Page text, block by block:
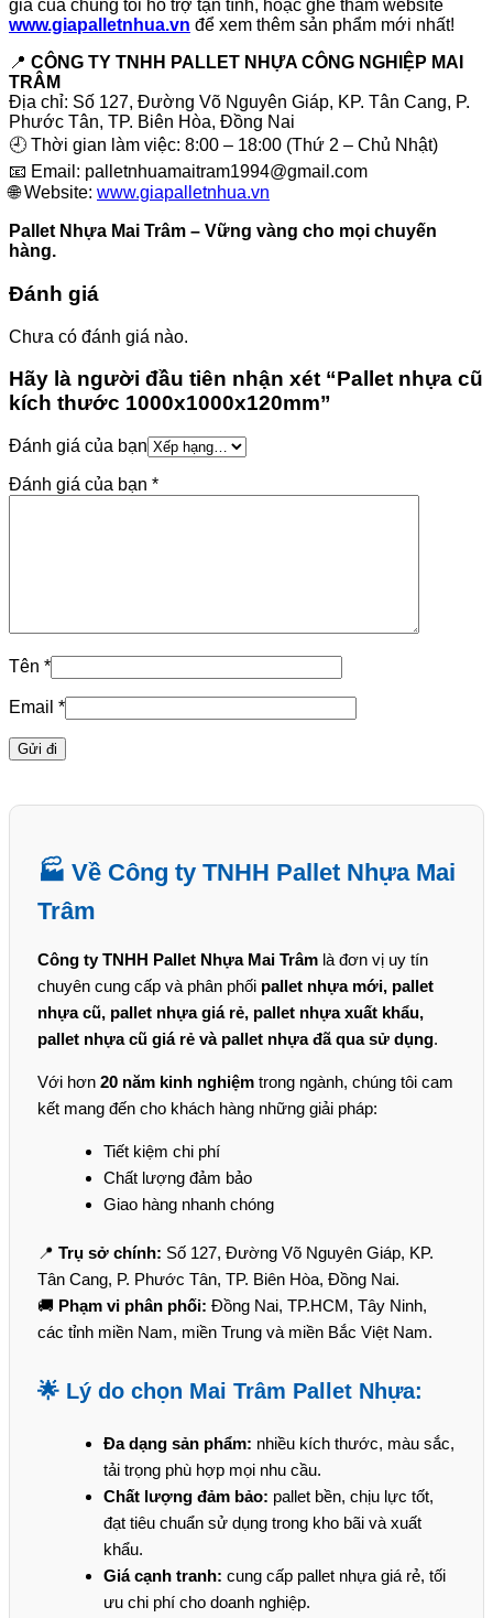
gia của chúng tôi hỗ trợ tận tình, hoặc ghé thăm website
www.giapalletnhua.vn để xem thêm sản phẩm mới nhất!
📍 CÔNG TY TNHH PALLET NHỰA CÔNG NGHIỆP MAI
TRÂM
Địa chỉ: Số 127, Đường Võ Nguyên Giáp, KP. Tân Cang, P.
Phước Tân, TP. Biên Hòa, Đồng Nai
🕘 Thời gian làm việc: 8:00 – 18:00 (Thứ 2 – Chủ Nhật)
📧 Email: palletnhuamaitram1994@gmail.com
🌐 Website: www.giapalletnhua.vn
Pallet Nhựa Mai Trâm – Vững vàng cho mọi chuyến
hàng.
Đánh giá
Chưa có đánh giá nào.
Hãy là người đầu tiên nhận xét “Pallet nhựa cũ
kích thước 1000x1000x120mm”
Đánh giá của bạn
Đánh giá của bạn *
Tên *
Email *
🏭 Về Công ty TNHH Pallet Nhựa Mai
Trâm
Công ty TNHH Pallet Nhựa Mai Trâm là đơn vị uy tín
chuyên cung cấp và phân phối pallet nhựa mới, pallet
nhựa cũ, pallet nhựa giá rẻ, pallet nhựa xuất khẩu,
pallet nhựa cũ giá rẻ và pallet nhựa đã qua sử dụng.
Với hơn 20 năm kinh nghiệm trong ngành, chúng tôi cam
kết mang đến cho khách hàng những giải pháp:
Tiết kiệm chi phí
Chất lượng đảm bảo
Giao hàng nhanh chóng
📍 Trụ sở chính: Số 127, Đường Võ Nguyên Giáp, KP.
Tân Cang, P. Phước Tân, TP. Biên Hòa, Đồng Nai.
🚚 Phạm vi phân phối: Đồng Nai, TP.HCM, Tây Ninh,
các tỉnh miền Nam, miền Trung và miền Bắc Việt Nam.
🌟 Lý do chọn Mai Trâm Pallet Nhựa:
Đa dạng sản phẩm: nhiều kích thước, màu sắc,
tải trọng phù hợp mọi nhu cầu.
Chất lượng đảm bảo: pallet bền, chịu lực tốt,
đạt tiêu chuẩn sử dụng trong kho bãi và xuất
khẩu.
Giá cạnh tranh: cung cấp pallet nhựa giá rẻ, tối
ưu chi phí cho doanh nghiệp.